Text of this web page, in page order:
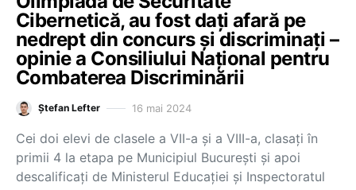
Cibernetică, au fost dați afară pe
nedrept din concurs și discriminați –
opinie a Consiliului Național pentru
Combaterea Discriminării
Ștefan Lefter 16 mai 2024
Cei doi elevi de clasele a VII-a și a VIII-a, clasați în
primii 4 la etapa pe Municipiul București și apoi
descalificați de Ministerul Educației și Inspectoratul